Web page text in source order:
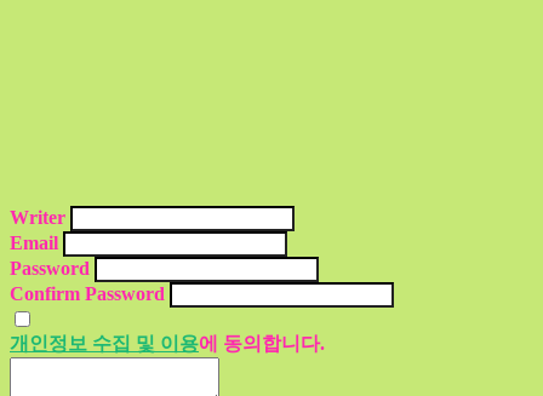
Writer
Email
Password
Confirm Password
개인정보 수집 및 이용에 동의합니다.